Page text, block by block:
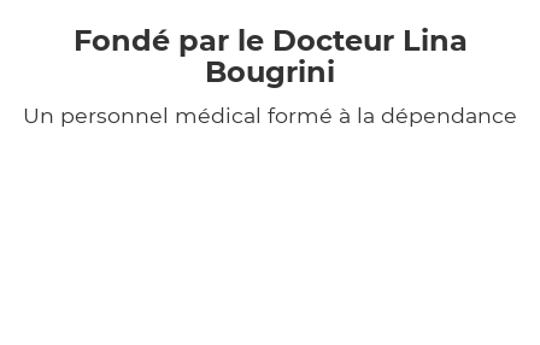
Fondé par le Docteur Lina
Bougrini
Un personnel médical formé à la dépendance